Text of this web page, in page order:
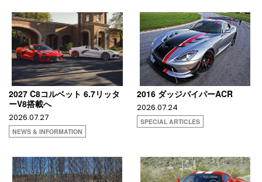
2027 C8コルベット 6.7リッタ
ーV8搭載へ
2026.07.27
NEWS & INFORMATION
2016 ダッジバイパーACR
2026.07.24
SPECIAL ARTICLES